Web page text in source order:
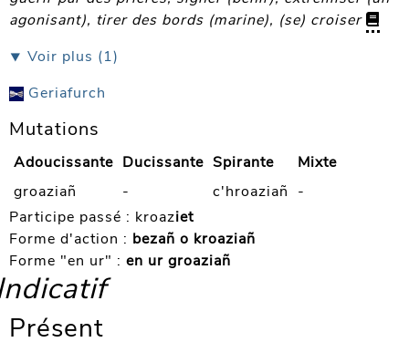
agonisant), tirer des bords (marine), (se) croiser
⯆ Voir plus (1)
Geriafurch
Mutations
Adoucissante Ducissante Spirante
Mixte
groaziañ
- c'hroaziañ -
Participe passé : kroaziet
Forme d'action : bezañ o kroaziañ
Forme "en ur" : en ur groaziañ
Présent